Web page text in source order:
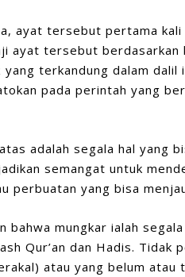
ayat tersebut pertama
ayat tersebut berdasarkan
yang terkandung dalam dalil
pada perintah yang
adalah segala hal yang
semangat untuk
perbuatan yang bisa
bahwa mungkar ialah
Qur’an dan Hadis. Tidak
atau yang belum atau